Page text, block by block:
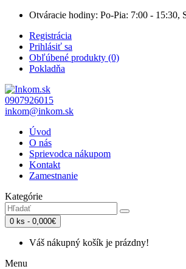
Otváracie hodiny: Po-Pia: 7:00 - 15:30,
Registrácia
Prihlásiť sa
Obľúbené produkty (0)
Pokladňa
0907926015
inkom@inkom.sk
Úvod
O nás
Sprievodca nákupom
Kontakt
Zamestnanie
Kategórie
0 ks - 0,000€
Váš nákupný košík je prázdny!
Menu